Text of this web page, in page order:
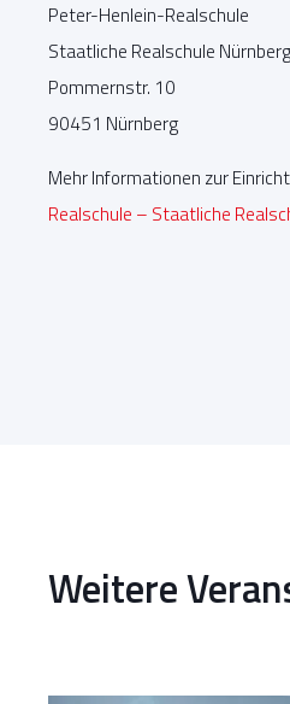
Peter-Henlein-Realschule
Staatliche Realschule Nürnberg
Pommernstr. 10
90451 Nürnberg
Mehr Informationen zur
Realschule – Staatliche
Weitere